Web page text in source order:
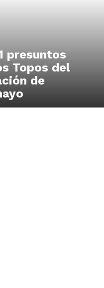
presuntos
Topos del
de